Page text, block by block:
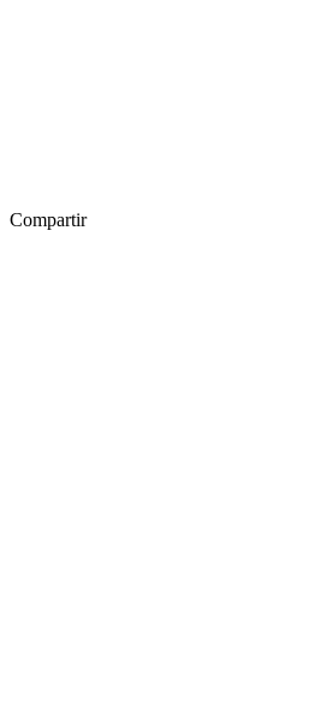
Compartir